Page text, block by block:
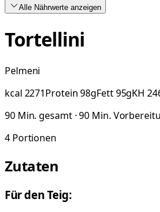
Alle Nährwerte anzeigen
Tortellini
Pelmeni
kcal 2271Protein98gFett95gKH
90 Min. gesamt · 90 Min.
4 Portionen
Zutaten
Für den Teig: